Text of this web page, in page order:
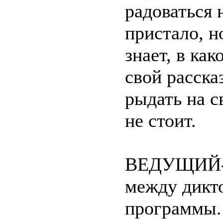
пристало,
знает, в
свой
рыдать на
не стоит.
ВЕДУЩИЙ-
между